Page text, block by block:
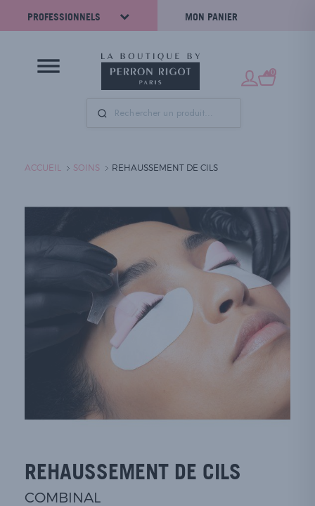
PROFESSIONNELS MON PANIER
0
ACCUEIL SOINS REHAUSSEMENT DE CILS
REHAUSSEMENT DE CILS
COMBINAL